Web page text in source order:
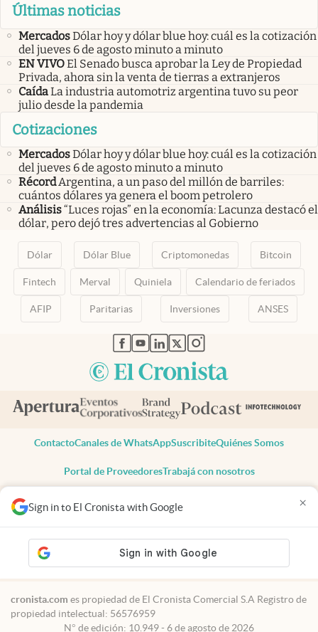
Sign in to El Cronista with Google ×
Últimas noticias
MercadosDólar hoy y dólar blue hoy: cuál es la cotización
del jueves 6 de agosto minuto a minuto
EN VIVOEl Senado busca aprobar la Ley de Propiedad
Privada, ahora sin la venta de tierras a extranjeros
CaídaLa industria automotriz argentina tuvo su peor
julio desde la pandemia
Cotizaciones
MercadosDólar hoy y dólar blue hoy: cuál es la cotización
del jueves 6 de agosto minuto a minuto
RécordArgentina, a un paso del millón de barriles:
cuántos dólares ya genera el boom petrolero
Análisis“Luces rojas” en la economía: Lacunza destacó el
dólar, pero dejó tres advertencias al Gobierno
Dólar Dólar Blue Criptomonedas Bitcoin
Fintech Merval Quiniela Calendario de feriados
AFIP Paritarias Inversiones ANSES
abre en nueva pestaña
abre en nueva pestaña
abre en nueva pestaña
abre en nueva pestaña
abre en nueva pestaña
ContactoCanales de WhatsAppSuscribiteQuiénes Somos
Portal de ProveedoresTrabajá con nosotros
Todos los derechos reservados
Privacidad
Consentimiento
Tel:+54 11 7078-3270
cronista.com es propiedad de El Cronista Comercial S.A Registro de
propiedad intelectual: 56576959
N° de edición: 10.949 - 6 de agosto de 2026